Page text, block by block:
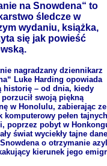
na Snowdena“ to
śledcze w
wydaniu, książka,
się jak powieść
nagradzany dziennikarz
Luke Harding opowiada
historię – od dnia, kiedy
swoją piękną
w Honolulu, zabierając ze
komputerowy pełen tajnych
poprzez pobyt w
świat wyciekły tajne
o otrzymanie
kierunek jego